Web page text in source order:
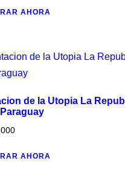
AHORA
de la Utopia La
AHORA